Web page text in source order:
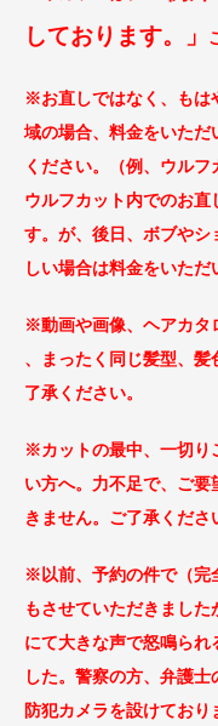
しております。」
※お直しではなく、もは
域の場合、料金をいただ
ください。（例、ウルフ
ウルフカット内でのお直
す。が、後日、ボブやシ
しい場合は料金をいただ
※動画や画像、ヘアカタ
、まったく同じ髪型、髪
了承ください。
※カットの最中、一切り
い方へ。力不足で、ご
きません。ご了承くださ
※以前、予約の件で（完
もさせていただきました
にて大きな声で怒鳴られ
した。警察の方、弁護士
防犯カメラを設けており